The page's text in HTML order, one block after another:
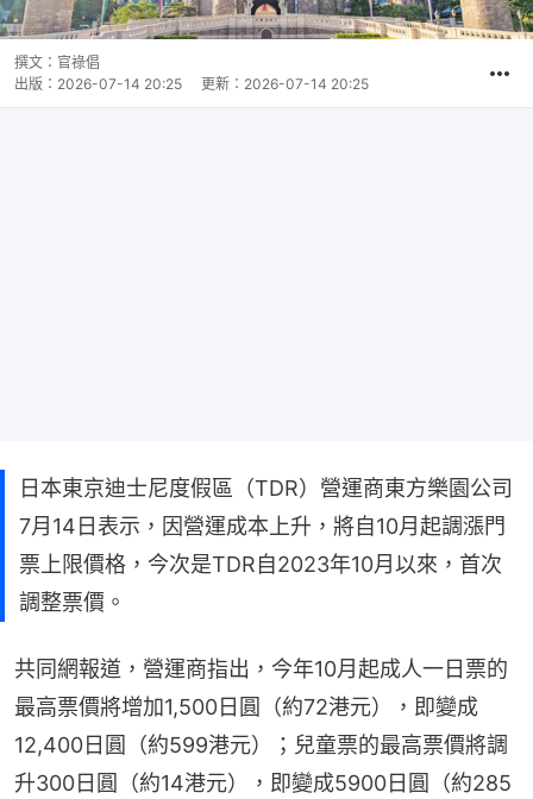
撰文： 官祿倡
出版： 2026-07-14 20:25 更新： 2026-07-14 20:25
日本東京迪士尼度假區（TDR）營運商東方樂園公司
7月14日表示，因營運成本上升，將自10月起調漲門
票上限價格，今次是TDR自2023年10月以來，首次
調整票價。
共同網報道，營運商指出，今年10月起成人一日票的
最高票價將增加1,500日圓（約72港元），即變成
12,400日圓（約599港元）；兒童票的最高票價將調
升300日圓（約14港元），即變成5900日圓（約285